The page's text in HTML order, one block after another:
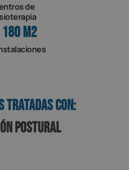
de
180 M2
tratadas con:
Postural